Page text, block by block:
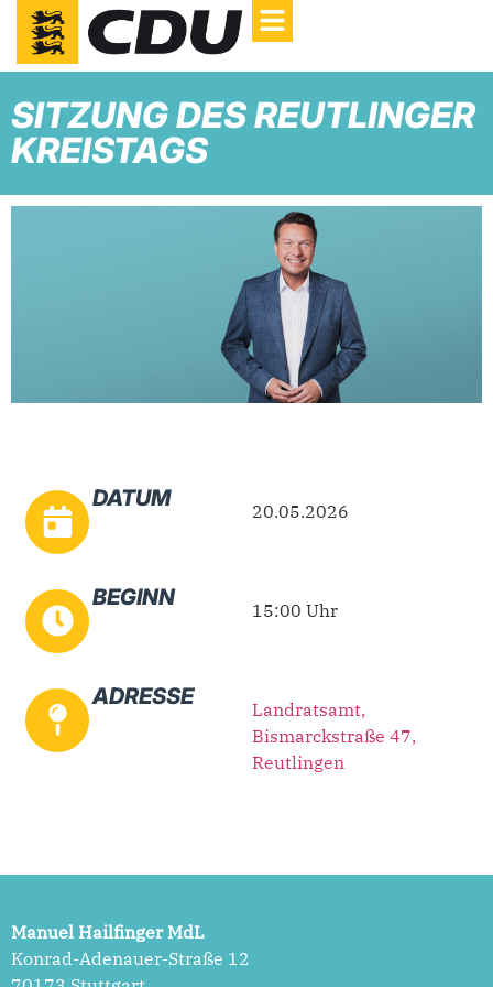
SITZUNG DES REUTLINGER
KREISTAGS
DATUM 20.05.2026
BEGINN 15:00 Uhr
ADRESSE
Landratsamt,
Bismarckstraße 47,
Reutlingen
Manuel Hailfinger MdL
Konrad-Adenauer-Straße 12